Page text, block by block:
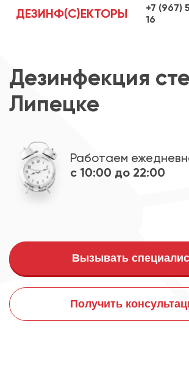
ДЕЗИНФ(С)ЕКТОРЫ
+7 (967)
16
Дезинфекция
Липецке
Работаем
с 10:00 до 22:00
Вызывать
Получить